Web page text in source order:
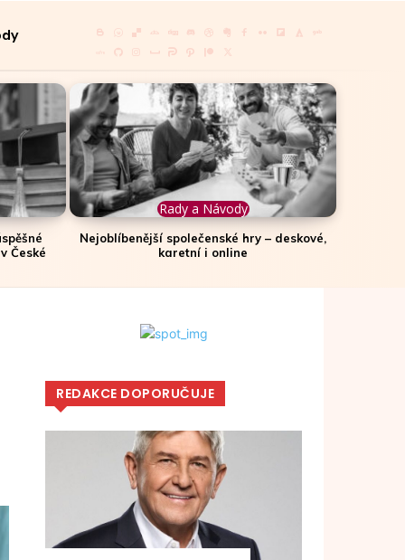
České
Rady a Návody
Nejoblíbenější společenské hry – deskové,
karetní i online
REDAKCE DOPORUČUJE